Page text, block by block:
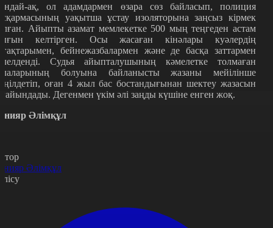
ақ, ол адамдармен өзара сөз байласып, полиция
уақытша ұстау изоляторына заңсыз кірмек
Айыпты азамат мемлекетке 500 мың теңгеден астам
келтірген. Осы жасаған кінәлары куәлердің
бейнежазбалармен және де басқа заттармен
Судья айыпталушының кәмелетке толмаған
болуына байланысты жазаны мейілінше
оған 4 жыл бас бостандығынан шектеу жазасын
Дегенмен үкім әлі заңды күшіне енген жоқ.
Әлімқұл
Әлімқұл